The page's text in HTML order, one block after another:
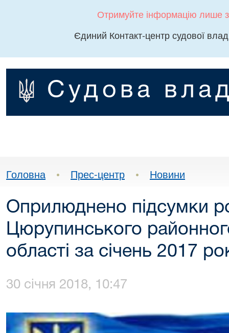
Отримуйте інформацію лише
Єдиний Контакт-центр судової
Судова
Головна • Прес-центр • Новини
Оприлюднено підсумки
Цюрупинського
області за січень 2017
30 січня 2018, 10:47